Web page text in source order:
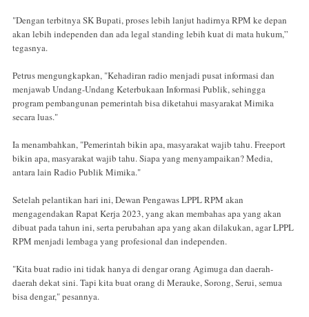
"Dengan terbitnya SK Bupati, proses lebih lanjut hadirnya RPM ke depan
akan lebih independen dan ada legal standing lebih kuat di mata hukum,”
tegasnya.
Petrus mengungkapkan, "Kehadiran radio menjadi pusat informasi dan
menjawab Undang-Undang Keterbukaan Informasi Publik, sehingga
program pembangunan pemerintah bisa diketahui masyarakat Mimika
secara luas."
Ia menambahkan, "Pemerintah bikin apa, masyarakat wajib tahu. Freeport
bikin apa, masyarakat wajib tahu. Siapa yang menyampaikan? Media,
antara lain Radio Publik Mimika."
Setelah pelantikan hari ini, Dewan Pengawas LPPL RPM akan
mengagendakan Rapat Kerja 2023, yang akan membahas apa yang akan
dibuat pada tahun ini, serta perubahan apa yang akan dilakukan, agar LPPL
RPM menjadi lembaga yang profesional dan independen.
"Kita buat radio ini tidak hanya di dengar orang Agimuga dan daerah-
daerah dekat sini. Tapi kita buat orang di Merauke, Sorong, Serui, semua
bisa dengar," pesannya.